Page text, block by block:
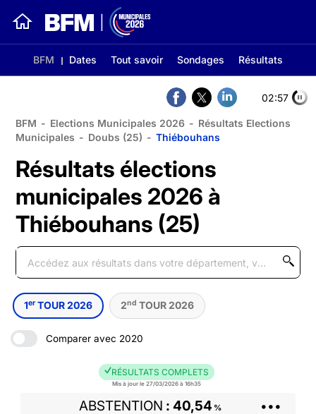
BFM Dates Tout savoir Sondages Résultats
02:56
BFM - Elections Municipales 2026 - Résultats Elections
Municipales - Doubs (25) - Thiébouhans
Résultats élections
municipales 2026 à
Thiébouhans (25)
1er TOUR 2026 2nd TOUR 2026
Comparer avec 2020
RÉSULTATS COMPLETS
Mis à jour le 27/03/2026 à 16h35
ABSTENTION 40,54 % •••